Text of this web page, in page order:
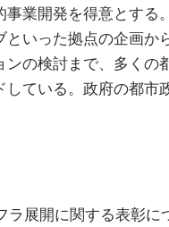
事業開発を得意とする
といった拠点の企画か
ンの検討まで、多くの
している。政府の都市
ラ展開に関する表彰に